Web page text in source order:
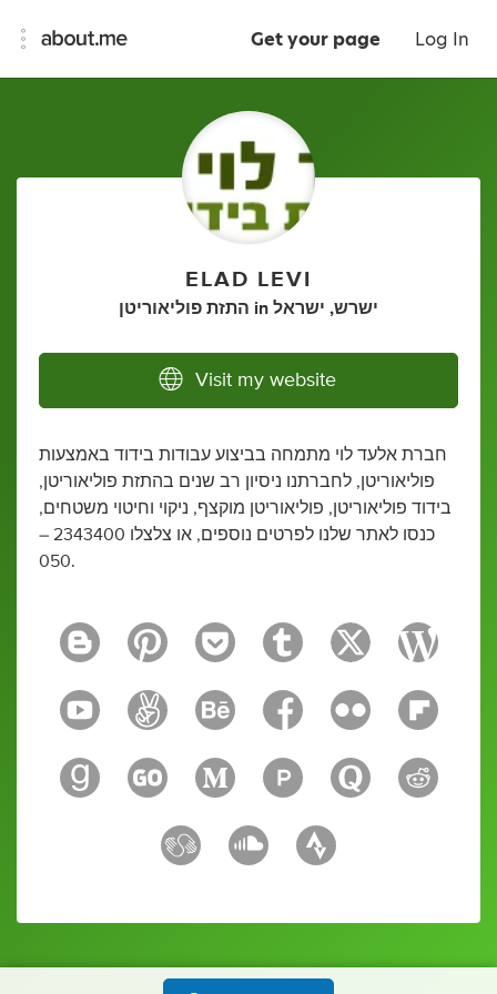
Get your page Log In
ELAD LEVI
התזת פוליאוריטן in ישרש, ישראל
Visit my website
חברת אלעד לוי מתמחה בביצוע עבודות בידוד באמצעות
פוליאוריטן, לחברתנו ניסיון רב שנים בהתזת פוליאוריטן,
בידוד פוליאוריטן, פוליאוריטן מוקצף, ניקוי וחיטוי משטחים,
כנסו לאתר שלנו לפרטים נוספים, או צלצלו 2343400 –
050.